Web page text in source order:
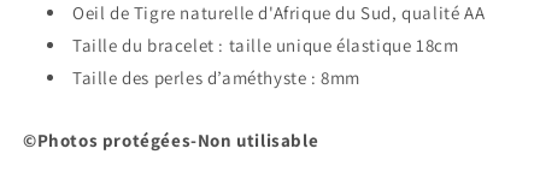
tigre
8mm
de
tigre
8mm
Oeil de Tigre naturelle d'Afrique du Sud, qualité AA
Taille du bracelet : taille unique élastique 18cm
Taille des perles d’améthyste : 8mm
©Photos protégées-Non utilisable